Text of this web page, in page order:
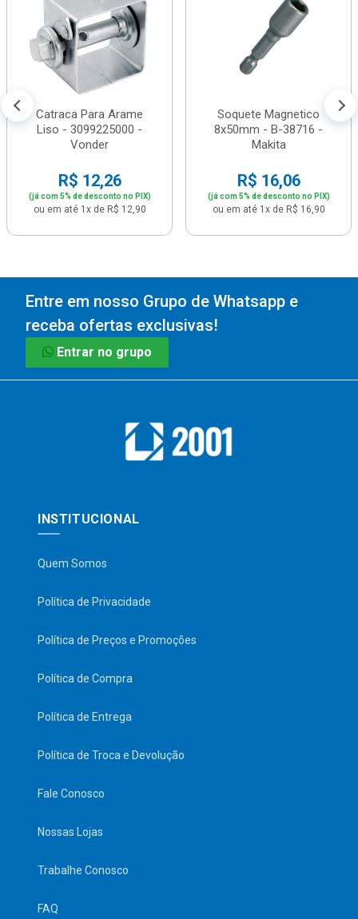
Catraca Para Arame
Liso - 3099225000 -
Vonder
R$ 12,26
(já com 5% de desconto no PIX)
ou em até 1x de R$ 12,90
Soquete Magnetico
8x50mm - B-38716 -
Makita
R$ 16,06
(já com 5% de desconto no PIX)
ou em até 1x de R$ 16,90
Entre em nosso Grupo de Whatsapp e
receba ofertas exclusivas!
Entrar no grupo
INSTITUCIONAL
Quem Somos
Política de Privacidade
Política de Preços e Promoções
Política de Compra
Política de Entrega
Política de Troca e Devolução
Fale Conosco
Nossas Lojas
Trabalhe Conosco
FAQ